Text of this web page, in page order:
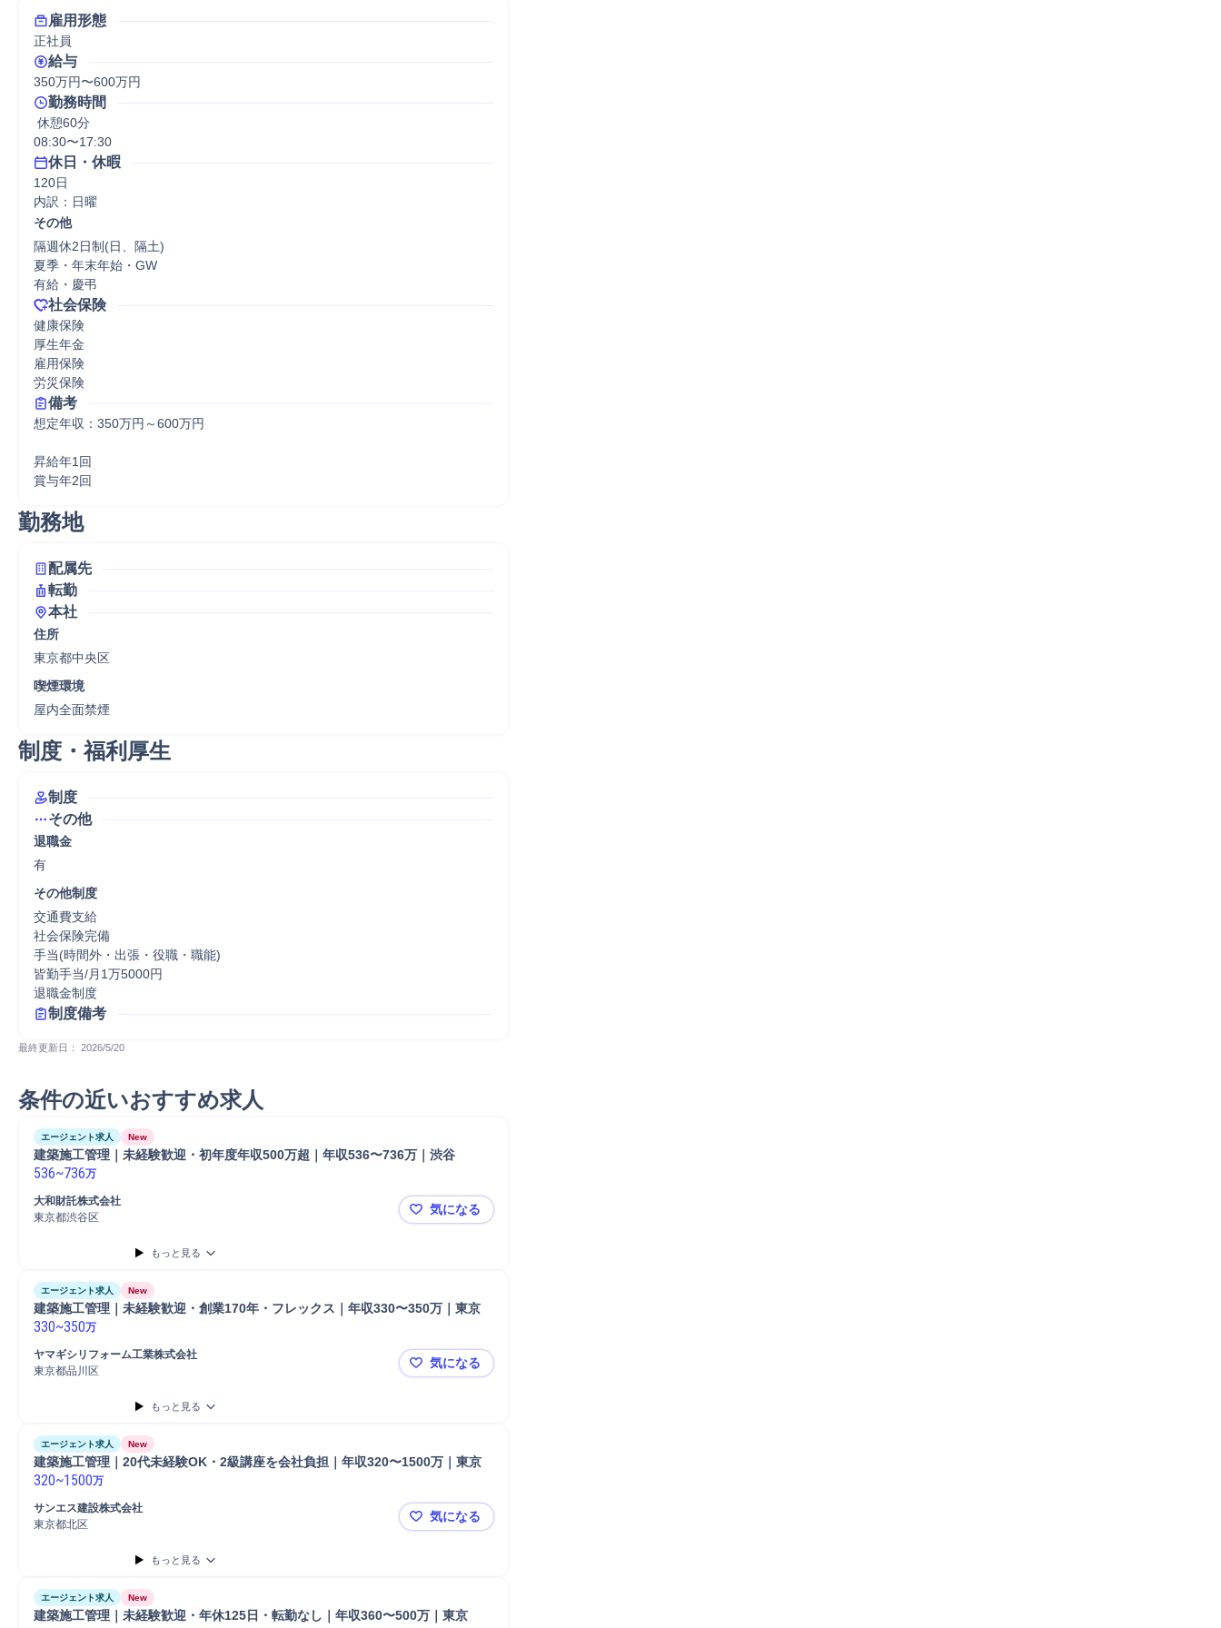
雇用形態
正社員
給与
350万円〜600万円
勤務時間
休憩60分
08:30〜17:30
休日・休暇
120日
内訳：日曜
その他
隔週休2日制(日、隔土)
夏季・年末年始・GW
有給・慶弔
社会保険
健康保険
厚生年金
雇用保険
労災保険
備考
想定年収：350万円～600万円
昇給年1回
賞与年2回
勤務地
配属先
転勤
本社
住所
東京都中央区
喫煙環境
屋内全面禁煙
制度・福利厚生
制度
その他
退職金
有
その他制度
交通費支給
社会保険完備
手当(時間外・出張・役職・職能)
皆勤手当/月1万5000円
退職金制度
制度備考
最終更新日： 2026/5/20
条件の近いおすすめ求人
エージェント求人 New
建築施工管理｜未経験歓迎・初年度年収500万超｜年収536〜736万｜渋谷
536~736万
大和財託株式会社
東京都渋谷区
建築施工管理｜未経験歓迎・初年度年収500万超｜年収536〜736万｜渋谷
気になる
もっと見る
エージェント求人 New
建築施工管理｜未経験歓迎・創業170年・フレックス｜年収330〜350万｜東京
330~350万
ヤマギシリフォーム工業株式会社
東京都品川区
建築施工管理｜未経験歓迎・創業170年・フレックス｜年収330〜350万｜東京
気になる
もっと見る
エージェント求人 New
建築施工管理｜20代未経験OK・2級講座を会社負担｜年収320〜1500万｜東京
320~1500万
サンエス建設株式会社
東京都北区
建築施工管理｜20代未経験OK・2級講座を会社負担｜年収320〜1500万｜東京
気になる
もっと見る
エージェント求人 New
建築施工管理｜未経験歓迎・年休125日・転勤なし｜年収360〜500万｜東京